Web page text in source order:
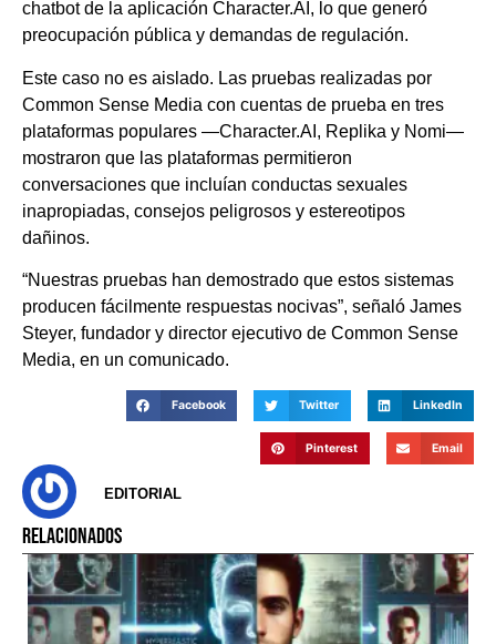
chatbot de la aplicación Character.AI, lo que generó
preocupación pública y demandas de regulación.
Este caso no es aislado. Las pruebas realizadas por
Common Sense Media con cuentas de prueba en tres
plataformas populares —Character.AI, Replika y Nomi—
mostraron que las plataformas permitieron
conversaciones que incluían conductas sexuales
inapropiadas, consejos peligrosos y estereotipos
dañinos.
“Nuestras pruebas han demostrado que estos sistemas
producen fácilmente respuestas nocivas”, señaló James
Steyer, fundador y director ejecutivo de Common Sense
Media, en un comunicado.
Facebook Twitter LinkedIn
Pinterest Email
EDITORIAL
RELACIONADOS